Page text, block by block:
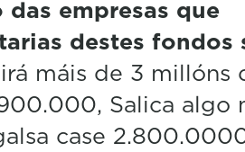
das empresas que
destes fondos
máis de 3 millóns
Salica algo
case